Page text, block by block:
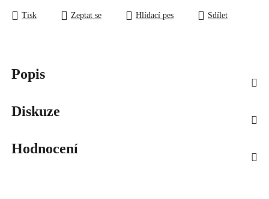
Tisk Zeptat se Hlídací pes Sdílet
Popis
Diskuze
Hodnocení